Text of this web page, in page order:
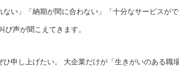
ない」「納期が間に合わない」「十分なサービスが
び声が聞こえてきます。
ひ申し上げたい。 大企業だけが「生きがいのある職